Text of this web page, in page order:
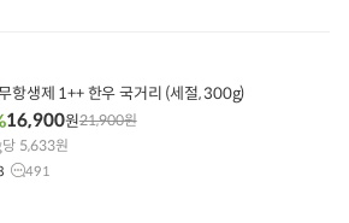
항생제 1++ 한우 국거리 (세절, 300g)
16,900원21,900원
5,633원
491